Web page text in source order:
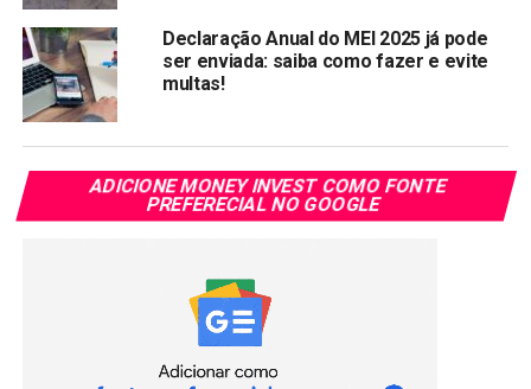
PRÓXIMA:
Banco do Brasil lança cartão MEI exclusivo para
microempreendedores individuais (MEIs)
NÃO PERCA:
Declaração Anual do MEI 2025 já pode
ser enviada: saiba como fazer e evite
multas!
ADICIONE MONEY INVEST COMO FONTE
PREFERECIAL NO GOOGLE